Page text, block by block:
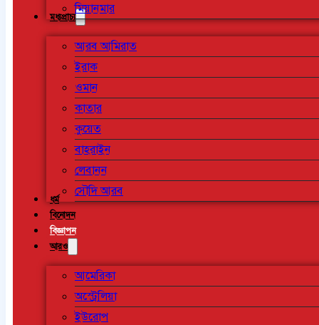
মিয়ানমার
মধ্যপ্রাচ্য
আরব আমিরাত
ইরাক
ওমান
কাতার
কুয়েত
বাহরাইন
লেবানন
সৌদি আরব
ধর্ম
বিনোদন
বিজ্ঞাপন
আরও
আমেরিকা
অস্ট্রেলিয়া
ইউরোপ